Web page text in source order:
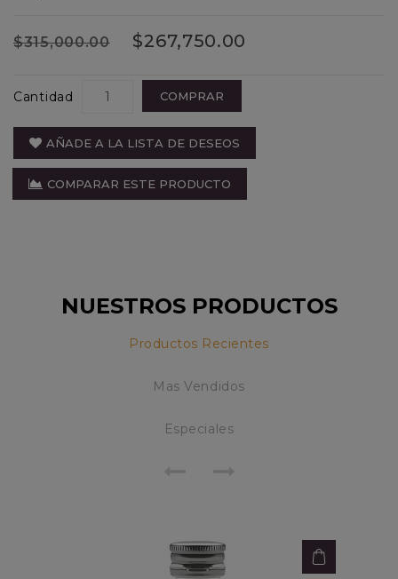
$315,000.00 $267,750.00
Cantidad COMPRAR
AÑADE A LA LISTA DE DESEOS
COMPARAR ESTE PRODUCTO
NUESTROS PRODUCTOS
Productos Recientes
Mas Vendidos
Especiales